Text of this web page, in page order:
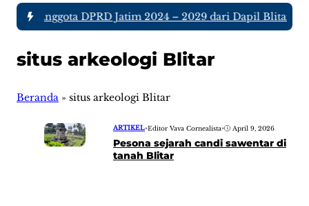
tujuh Anggota DPRD Jatim 2024 – 2029 dari Dapil Blitar
situs arkeologi Blitar
Beranda » situs arkeologi Blitar
ARTIKEL•Editor Vava Cornealista• April 9, 2026
Pesona sejarah candi sawentar di
tanah Blitar